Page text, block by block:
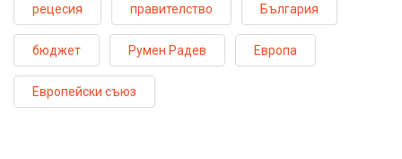
рецесия правителство България
бюджет Румен Радев Европа
Европейски съюз